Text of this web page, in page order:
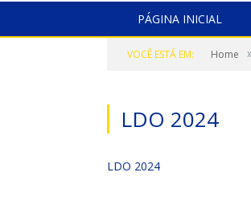
PÁGINA INICIAL
VOCÊ ESTÁ EM: Home
LDO 2024
LDO 2024